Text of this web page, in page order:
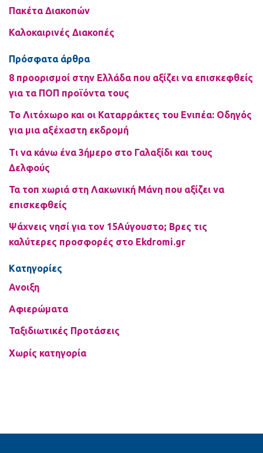
Πακέτα Διακοπών
Καλοκαιρινές Διακοπές
Πρόσφατα άρθρα
8 προορισμοί στην Ελλάδα που αξίζει να επισκεφθείς
για τα ΠΟΠ προϊόντα τους
Το Λιτόχωρο και οι Καταρράκτες του Ενιπέα: Οδηγός
για μια αξέχαστη εκδρομή
Τι να κάνω ένα 3ήμερο στο Γαλαξίδι και τους
Δελφούς
Τα τοπ χωριά στη Λακωνική Μάνη που αξίζει να
επισκεφθείς
Ψάχνεις νησί για τον 15Αύγουστο; Βρες τις
καλύτερες προσφορές στο Ekdromi.gr
Kατηγορίες
Ανοιξη
Αφιερώματα
Ταξιδιωτικές Προτάσεις
Χωρίς κατηγορία